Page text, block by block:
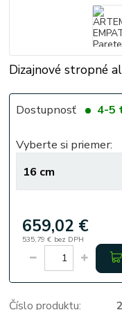
Dizajnové stropné
Dostupnosť 4-5
Vyberte si priemer:
659,02 €
535,79 € bez DPH
Číslo produktu: